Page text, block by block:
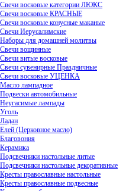
Свечи восковые категории ЛЮКС
Свечи восковые КРАСНЫЕ
Свечи восковые конусные маканые
Свечи Иерусалимские
Наборы для домашней молитвы
Свечи вощинные
Свечи витые восковые
Свечи сувенирные Праздничные
Свечи восковые УЦЕНКА
Масло лампадное
Подвески автомобильные
Неугасимые лампады
Уголь
Ладан
Елей (Церковное масло)
Благовония
Керамика
Подсвечники настольные литые
Подсвечники настольные декоративные
Кресты православные настольные
Кресты православные подвесные